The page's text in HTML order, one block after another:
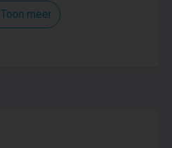
Toon meer